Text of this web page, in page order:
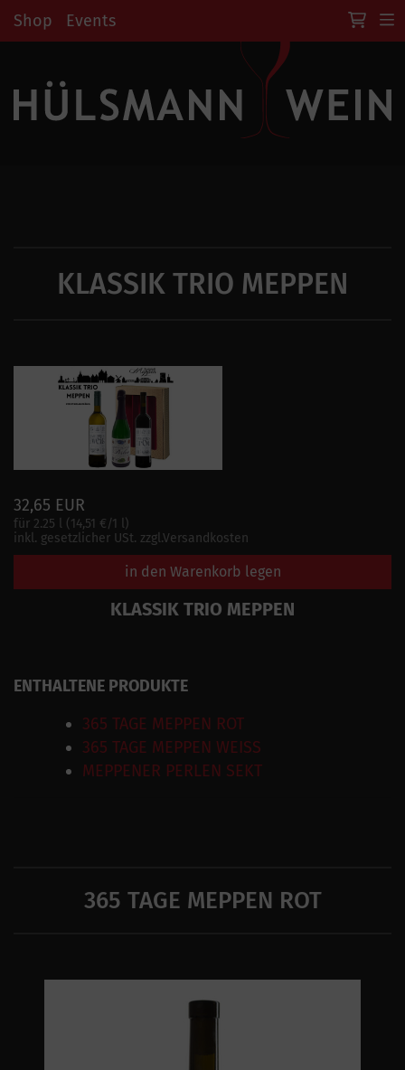
Shop Events
KLASSIK TRIO MEPPEN
32,65 EUR
für 2.25 l (14,51 €/1 l)
inkl. gesetzlicher USt. zzgl.Versandkosten
in den Warenkorb legen
KLASSIK TRIO MEPPEN
ENTHALTENE PRODUKTE
365 TAGE MEPPEN ROT
365 TAGE MEPPEN WEISS
MEPPENER PERLEN SEKT
365 TAGE MEPPEN ROT